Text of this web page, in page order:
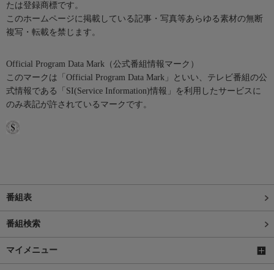
たは登録商標です。
このホームページに掲載している記事・写真等あらゆる素材の無断
複写・転載を禁じます。
Official Program Data Mark（公式番組情報マーク）
このマークは「Official Program Data Mark」といい、テレビ番組の公
式情報である「SI(Service Information)情報」を利用したサービスに
のみ表記が許されているマークです。
番組表
番組検索
マイメニュー